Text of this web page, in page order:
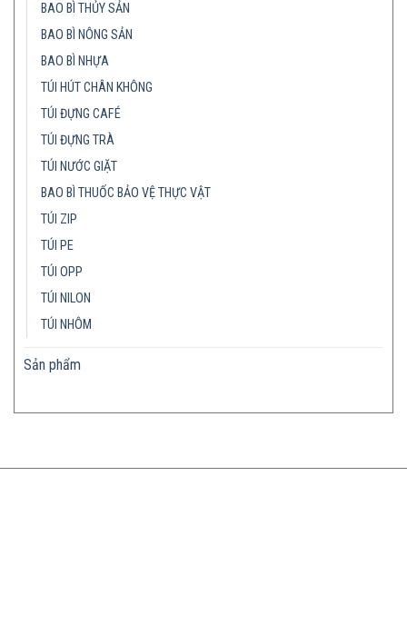
BAO BÌ THỦY SẢN
BAO BÌ NÔNG SẢN
BAO BÌ NHỰA
TÚI HÚT CHÂN KHÔNG
TÚI ĐỰNG CAFÉ
TÚI ĐỰNG TRÀ
TÚI NƯỚC GIẶT
BAO BÌ THUỐC BẢO VỆ THỰC VẬT
TÚI ZIP
TÚI PE
TÚI OPP
TÚI NILON
TÚI NHÔM
Sản phẩm